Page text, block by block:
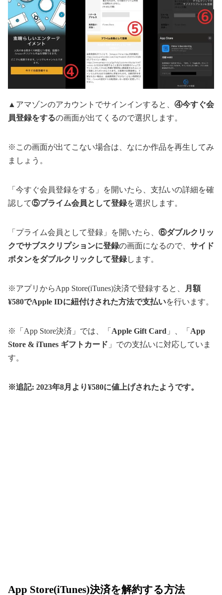
▲アマゾンのアカウントでサインインすると、 ④今すぐ会
員登録をするの画面が出てくるので選択します。
※この画面が出てこない場合は、なにか作品を再生してみ
ましょう。
「今すぐ会員登録をする」を開いたら、支払いの詳細を確
認して⑤プライム会員として登録を選択します。
「プライム会員として登録」を開いたら、 ⑥ダブルクリッ
クでサブスクリプションに登録の画面になるので、 サイド
ボタンをダブルクリックして登録します。
※アプリからApp Store(iTunes)決済で登録すると、
月額
¥580でApple IDに紐付けされた方法で支払いを行います。
※「App Store決済」では、「 Apple Gift Card 」、「 App
Store & iTunes ギフトカード 」での支払いに対応していま
す。
※追記: 2023年8月より¥580に値上げされたようです。
App Store(iTunes)決済を解約する方法